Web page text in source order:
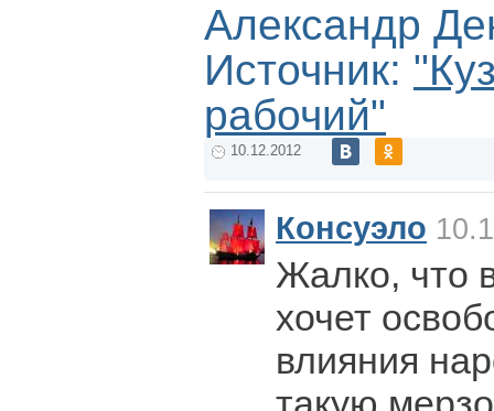
Александр
Источник:
рабочий"
10.12.2012
Консуэло
Жалко, что
хочет
влияния